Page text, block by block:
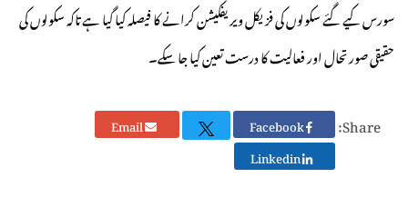
سورس کیے گئے سکولوں کی فزیکل ویریفکیشن کرانے کا فیصلہ کیا گیا ہے تاکہ سکولوں کی
حقیقی صورتحال اور فعالیت کا درست تعین کیا جا سکے۔
Share:
Email
Linkedin